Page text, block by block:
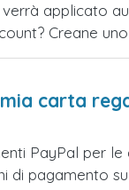
applicato
Creane
carta
PayPal per
di pagamento